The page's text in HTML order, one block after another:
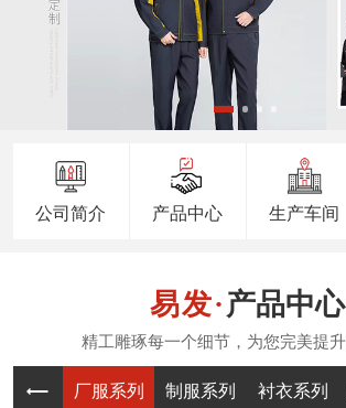
公司简介 产品中心 生产车间
产品中心
厂服系列 制服系列 衬衣系列